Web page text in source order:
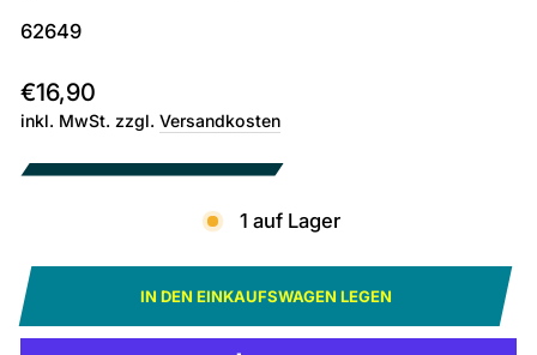
62649
Normaler
Preis
€16,90
inkl. MwSt. zzgl. Versandkosten
1 auf Lager
IN DEN EINKAUFSWAGEN LEGEN